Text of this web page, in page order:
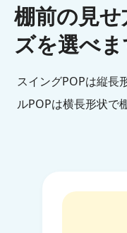
棚前の見
ズを選べ
スイングPOPは縦長
ルPOPは横長形状で